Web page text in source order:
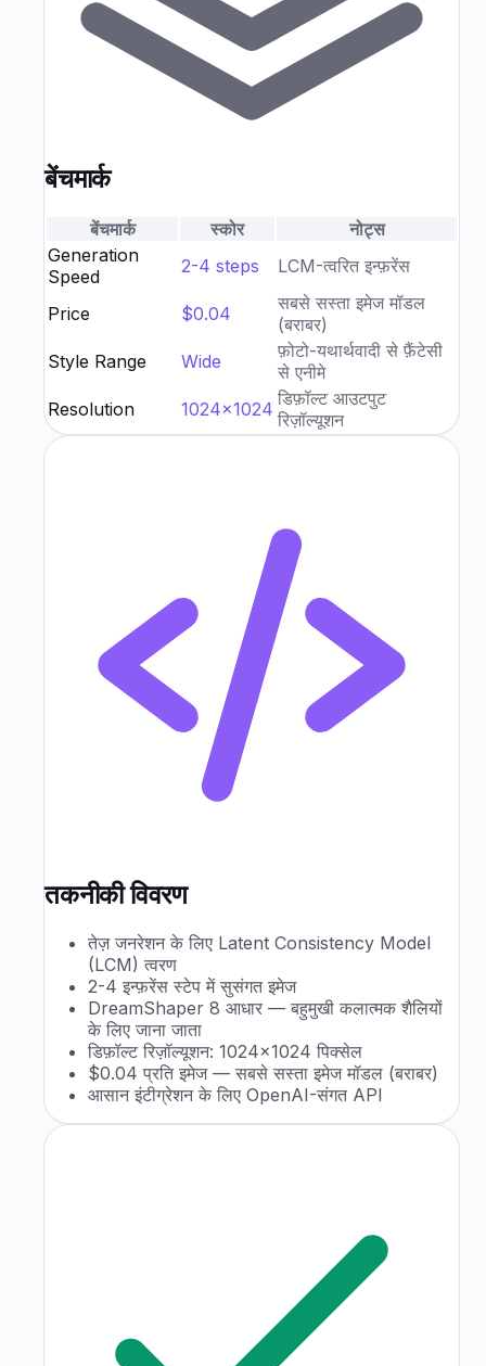
बेंचमार्क
बेंचमार्क स्कोर
नोट्स
Generation
Speed
2-4 steps LCM-त्वरित इन्फ़रेंस
Price $0.04
सबसे सस्ता इमेज मॉडल
(बराबर)
Style Range
Wide
फ़ोटो-यथार्थवादी से फ़ैंटेसी
से एनीमे
Resolution
1024×1024 डिफ़ॉल्ट आउटपुट
रिज़ॉल्यूशन
तकनीकी विवरण
तेज़ जनरेशन के लिए Latent Consistency Model
(LCM) त्वरण
2-4 इन्फ़रेंस स्टेप में सुसंगत इमेज
DreamShaper 8 आधार — बहुमुखी कलात्मक शैलियों
के लिए जाना जाता
डिफ़ॉल्ट रिज़ॉल्यूशन: 1024×1024 पिक्सेल
$0.04 प्रति इमेज — सबसे सस्ता इमेज मॉडल (बराबर)
आसान इंटीग्रेशन के लिए OpenAI-संगत API